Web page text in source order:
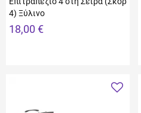
4) Ξύλινο
18,00 €